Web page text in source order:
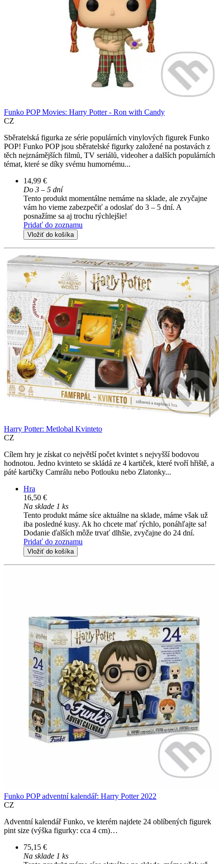
Funko POP Movies: Harry Potter - Ron with Candy
CZ
Sběratelská figurka ze série populárních vinylových figurek Funko
POP! Funko POP jsou sběratelské figurky založené na postavách z
těch nejznámějších filmů, TV seriálů, videoher a dalších populárních
témat, které se díky svému humornému...
14,99 €
Do 3 – 5 dní
Tento produkt momentálne nemáme na sklade, ale zvyčajne
vám ho vieme zabezpečiť a odoslať do 3 – 5 dní. A
posnažíme sa aj trochu rýchlejšie!
Pridať do zoznamu
Vložiť do košíka
Harry Potter: Metlobal Kvinteto
CZ
Cílem hry je získat co největší počet kvintet s nejvyšší bodovou
hodnotou. Jedno kvinteto se skládá ze 4 kartiček, které tvoří hřiště, a
páté kartičky Camrálu nebo Potlouku nebo Zlatonky...
Hra
16,50 €
Na sklade 1 ks
Tento produkt máme síce aktuálne na sklade, máme však už
iba posledné kusy. Ak ho chcete mať rýchlo, ponáhľajte sa!
Dodanie ďalších môže trvať dlhšie, zvyčajne do 24 dní.
Pridať do zoznamu
Vložiť do košíka
Funko POP adventní kalendář: Harry Potter 2022
CZ
Adventní kalendář Funko, ve kterém najdete 24 oblíbených figurek
pint size (výška figurky: cca 4 cm)…
75,15 €
Na sklade 1 ks